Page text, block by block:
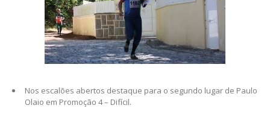
Nos escalões abertos destaque para o segundo lugar de Paulo
Olaio em Promoção 4 – Difícil.